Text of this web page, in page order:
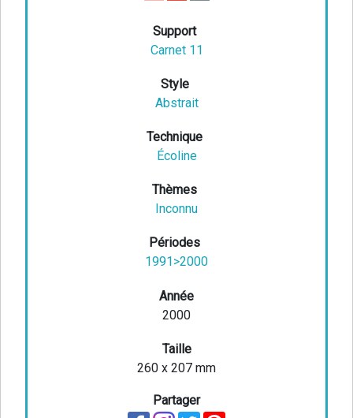
Support
Carnet 11
Style
Abstrait
Technique
Écoline
Thèmes
Inconnu
Périodes
1991>2000
Année
2000
Taille
260 x 207 mm
Partager